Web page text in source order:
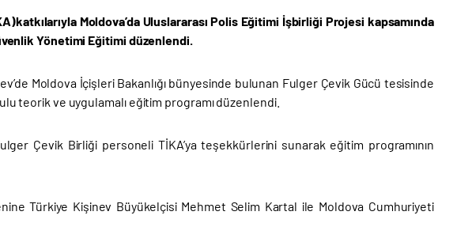
Moldova’da Uluslararası Polis Eğitimi İşbirliği Projesi kapsamında
Yönetimi Eğitimi düzenlendi.
Moldova İçişleri Bakanlığı bünyesinde bulunan Fulger Çevik Gücü tesisinde
teorik ve uygulamalı eğitim programı düzenlendi.
Çevik Birliği personeli TİKA’ya teşekkürlerini sunarak eğitim programının
Türkiye Kişinev Büyükelçisi Mehmet Selim Kartal ile Moldova Cumhuriyeti